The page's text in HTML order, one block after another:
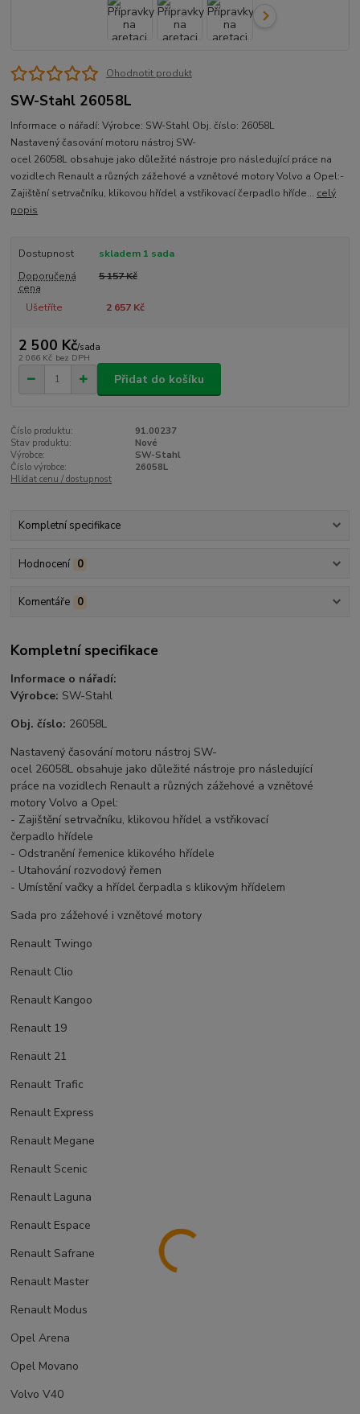
Ohodnotit produkt
SW-Stahl 26058L
Informace o nářadí: Výrobce: SW-Stahl Obj. číslo: 26058L
Nastavený časování motoru nástroj SW-
ocel 26058L obsahuje jako důležité nástroje pro následující práce na
vozidlech Renault a různých zážehové a vznětové motory Volvo a Opel:-
Zajištění setrvačníku, klikovou hřídel a vstřikovací čerpadlo hříde... celý
popis
Dostupnost
skladem 1 sada
Doporučená
cena
5 157 Kč
Ušetříte 2 657 Kč
2 500 Kč/sada
2 066 Kč bez DPH
Přidat do košíku
Číslo produktu:
91.00237
Stav produktu:
Nové
Výrobce:
SW-Stahl
Číslo výrobce:
26058L
Hlídat cenu / dostupnost
Kompletní specifikace
Hodnocení 0
Komentáře 0
Kompletní specifikace
Informace o nářadí:
Výrobce: SW-Stahl
Obj. číslo: 26058L
Nastavený časování motoru nástroj SW-
ocel 26058L obsahuje jako důležité nástroje pro následující
práce na vozidlech Renault a různých zážehové a vznětové
motory Volvo a Opel:
- Zajištění setrvačníku, klikovou hřídel a vstřikovací
čerpadlo hřídele
- Odstranění řemenice klikového hřídele
- Utahování rozvodový řemen
- Umístění vačky a hřídel čerpadla s klikovým hřídelem
Sada pro zážehové i vznětové motory
Renault Twingo
Renault Clio
Renault Kangoo
Renault 19
Renault 21
Renault Trafic
Renault Express
Renault Megane
Renault Scenic
Renault Laguna
Renault Espace
Renault Safrane
Renault Master
Renault Modus
Opel Arena
Opel Movano
Volvo V40